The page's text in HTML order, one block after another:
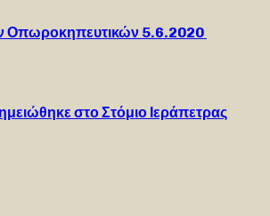
5.6.2020
στο Στόμιο Ιεράπετρας